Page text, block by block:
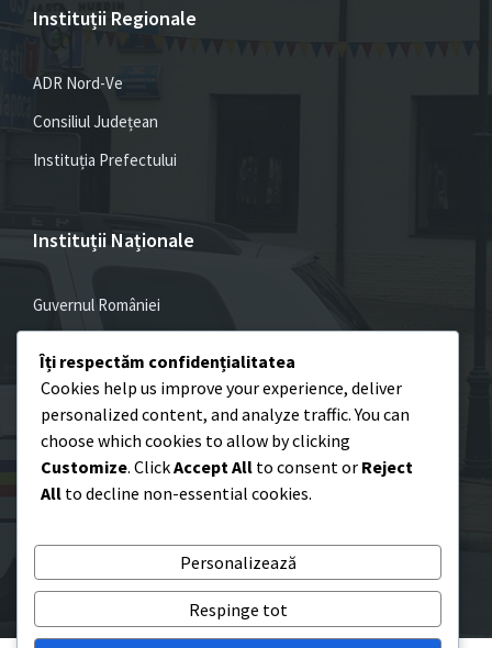
Instituții Regionale
ADR Nord-Ve
Consiliul Județean
Instituția Prefectului
Instituții Naționale
Guvernul României
Admin. Prezidențială
Email FacebookYouTube
© 2026 Poliția Locală Oraș Huedin
Îți respectăm confidențialitatea
Cookies help us improve your experience, deliver
personalized content, and analyze traffic. You can
choose which cookies to allow by clicking
Customize. ClickAccept All to consent or Reject
All to decline non-essential cookies.
Personalizează
Respinge tot